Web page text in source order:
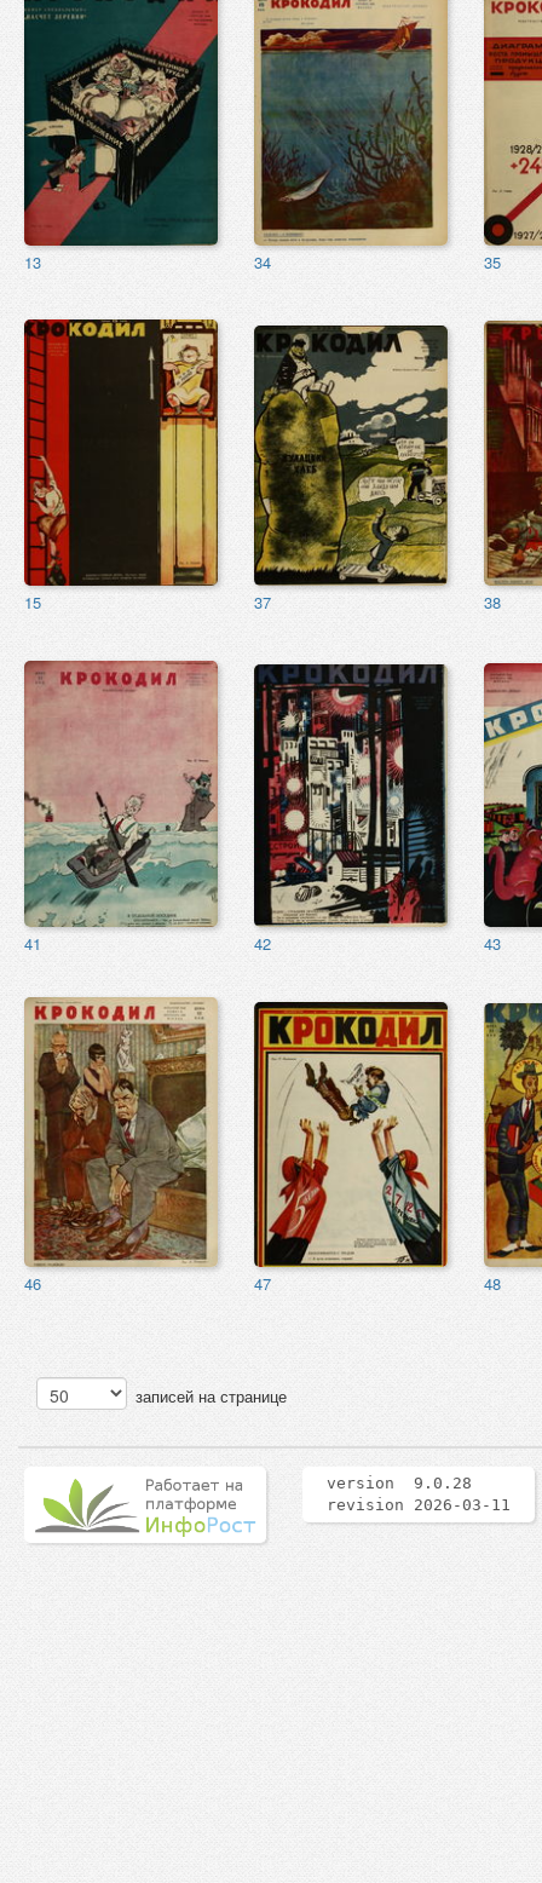
13 34 35
15 37 38
41 42 43
46 47 48
записей на странице
version 9.0.28
revision 2026-03-11